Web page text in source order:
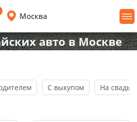
Москва
авто в Москве
С выкупом На